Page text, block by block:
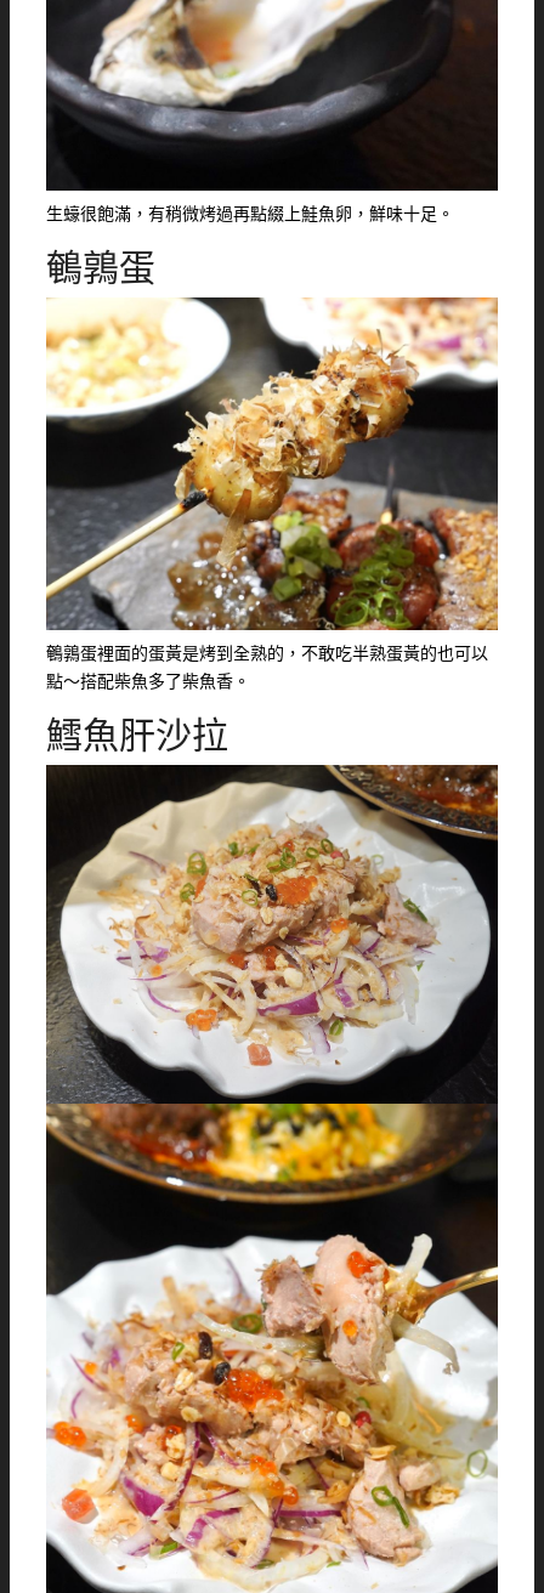
生蠔很飽滿，有稍微烤過再點綴上鮭魚卵，鮮味十足。
鵪鶉蛋
鵪鶉蛋裡面的蛋黃是烤到全熟的，不敢吃半熟蛋黃的也可以
點～搭配柴魚多了柴魚香。
鱈魚肝沙拉